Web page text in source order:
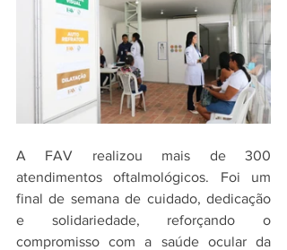
A FAV realizou mais de 300
atendimentos oftalmológicos. Foi um
final de semana de cuidado, dedicação
e solidariedade, reforçando o
compromisso com a saúde ocular da